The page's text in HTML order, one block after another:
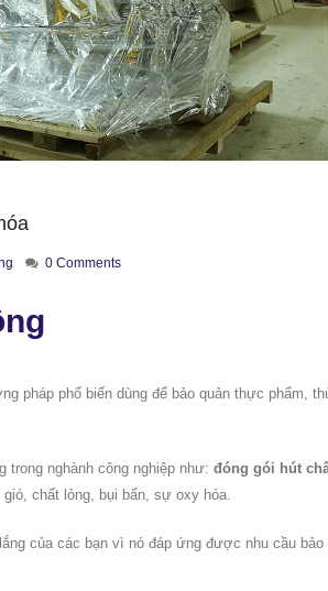
0 Comments
pháp phổ biến dùng để bảo quản thực phẩm,
trong nghành công nghiệp như: đóng gói hút
chất lỏng, bụi bẩn, sự oxy hóa.
của các bạn vì nó đáp ứng được nhu cầu